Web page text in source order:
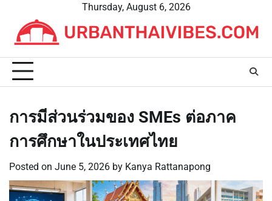
content
Thursday, August 6, 2026
การมีส่วนร่วมของ SMEs ต่อภาค
การศึกษาในประเทศไทย
Posted on June 5, 2026 by Kanya Rattanapong